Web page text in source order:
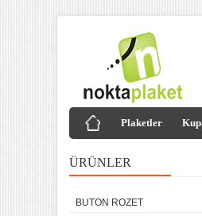
Plaketler
ÜRÜNLER
BUTON ROZET